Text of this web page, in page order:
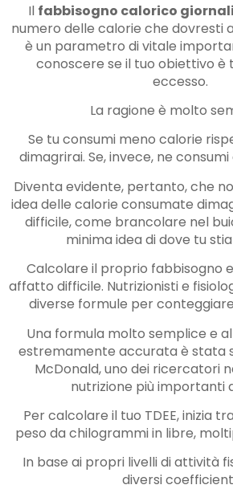
Il fabbisogno calorico
numero delle calorie che dovresti
è un parametro di vitale
conoscere se il tuo obiettivo è
eccesso.
La ragione è molto
Se tu consumi meno calorie
dimagrirai. Se, invece, ne consumi
Diventa evidente, pertanto, che
idea delle calorie consumate
difficile, come brancolare nel
minima idea di dove tu
Calcolare il proprio fabbisogno
affatto difficile. Nutrizionisti e
diverse formule per conteggiare
Una formula molto semplice e
estremamente accurata è stata
McDonald, uno dei ricercatori
nutrizione più importanti
Per calcolare il tuo TDEE, inizia
peso da chilogrammi in libre,
In base ai propri livelli di attività
diversi